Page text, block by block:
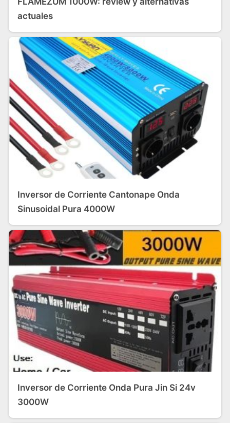
actuales
Inversor de Corriente Cantonape Onda
Sinusoidal Pura 4000W
Inversor de Corriente Onda Pura Jin Si 24v
3000W